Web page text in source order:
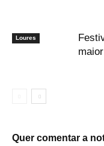
Loures
Quer comentar a